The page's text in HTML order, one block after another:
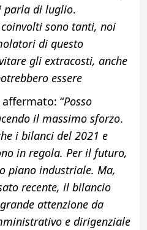
parla di luglio.
sono tanti, noi
di questo
gli extracosti, anche
essere
“Posso
il massimo sforzo.
i bilanci del 2021 e
in regola. Per il futuro,
piano industriale. Ma,
recente, il bilancio
attenzione da
e dirigenziale